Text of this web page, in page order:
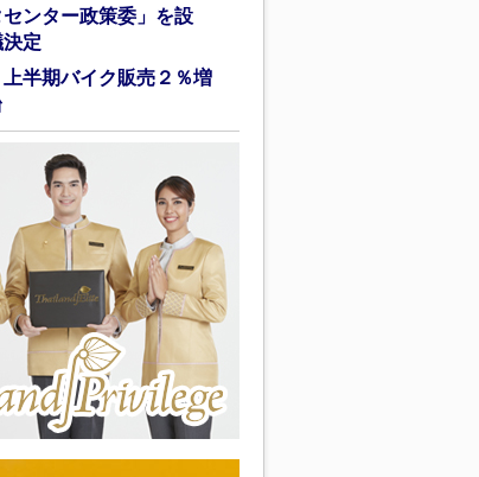
センター政策委」を設
定
半期バイク販売２％増